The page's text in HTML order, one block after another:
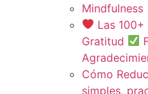
Mindfulness
Las
Gratitud
Cómo
simples,